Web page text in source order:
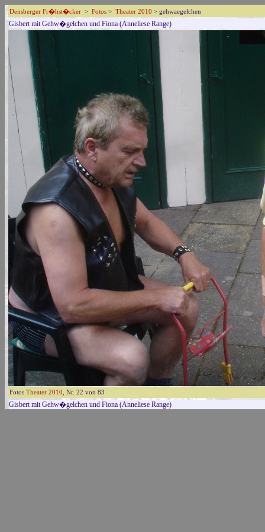
Densberger Fr�hst�cker > Fotos > Theater 2010 > gehwaegelchen
Gisbert mit Gehw�gelchen und Fiona (Anneliese Range)
Fotos Theater 2010 , Nr. 22 von 83
Gisbert mit Gehw�gelchen und Fiona (Anneliese Range)